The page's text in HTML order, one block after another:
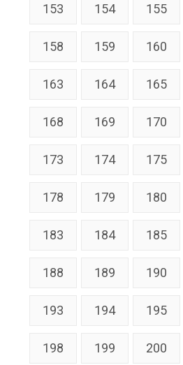
153 154 155
158 159 160
163 164 165
168 169 170
173 174 175
178 179 180
183 184 185
188 189 190
193 194 195
198 199 200